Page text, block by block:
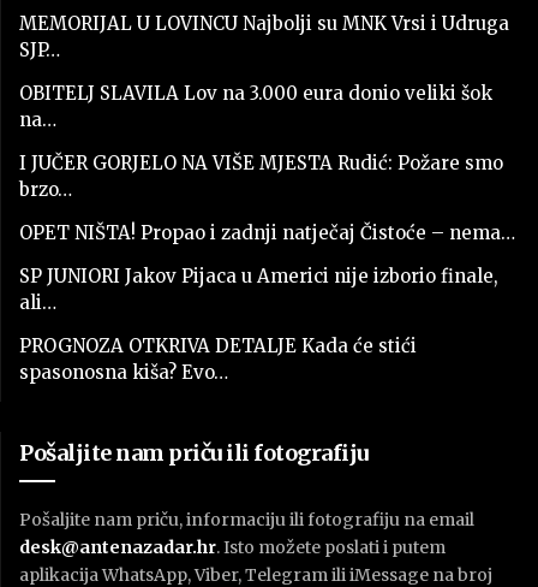
MEMORIJAL U LOVINCU Najbolji su MNK Vrsi i Udruga
SJP…
OBITELJ SLAVILA Lov na 3.000 eura donio veliki šok
na…
I JUČER GORJELO NA VIŠE MJESTA Rudić: Požare smo
brzo…
OPET NIŠTA! Propao i zadnji natječaj Čistoće – nema…
SP JUNIORI Jakov Pijaca u Americi nije izborio finale,
ali…
PROGNOZA OTKRIVA DETALJE Kada će stići
spasonosna kiša? Evo…
Pošaljite nam priču ili fotografiju
Pošaljite nam priču, informaciju ili fotografiju na email
desk@antenazadar.hr. Isto možete poslati i putem
aplikacija WhatsApp, Viber, Telegram ili iMessage na broj